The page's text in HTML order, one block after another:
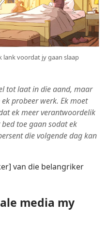
lank voordat jy gaan slaap
tot laat in die aand, maar
probeer werk. Ek moet
ek meer verantwoordelik
toe gaan sodat ek
die volgende dag kan
van die belangriker
media my